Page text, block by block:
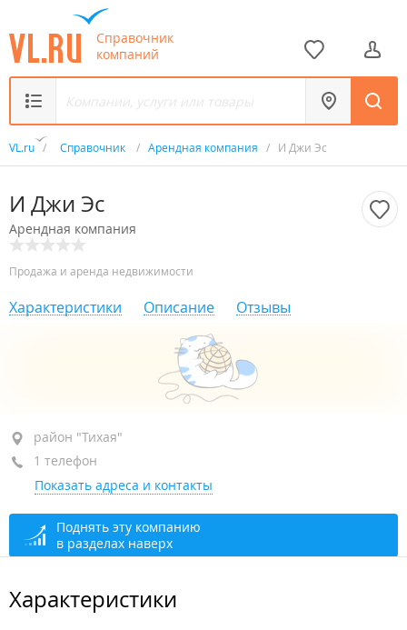
Справочник
компаний
VL.ru / Справочник / Арендная компания / И Джи Эс
И Джи Эс
Арендная компания
Продажа и аренда недвижимости
Характеристики Описание Отзывы
район "Тихая", ул. Космонавтов, 21
цокольный этаж
+7 (423) 225-95-48
открыто: 09:00–16:00
район "Тихая"
1 телефон
Показать адреса и контакты
Поднять эту компанию
в разделах наверх
Характеристики